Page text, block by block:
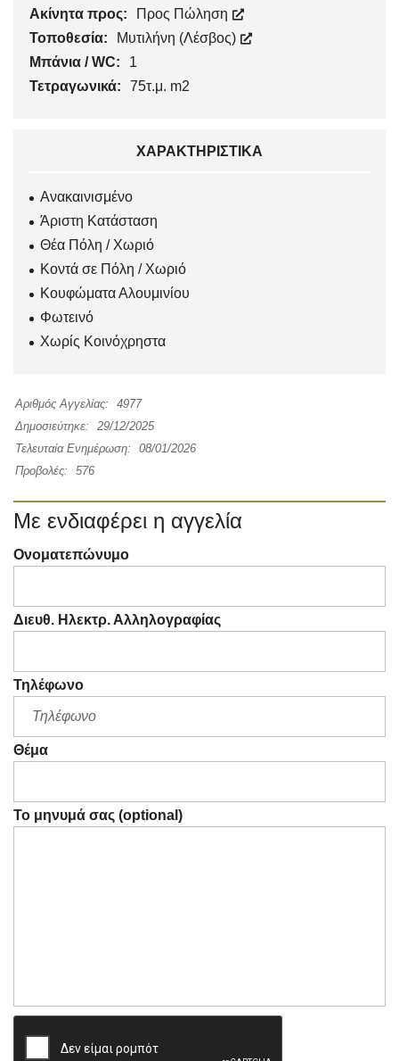
Ακίνητα προς:
Προς Πώληση
Τοποθεσία:
Μυτιλήνη (Λέσβος)
Μπάνια / WC:
1
Τετραγωνικά:
75τ.μ. m2
ΧΑΡΑΚΤΗΡΙΣΤΙΚΆ
Ανακαινισμένο
Άριστη Κατάσταση
Θέα Πόλη / Χωριό
Κοντά σε Πόλη / Χωριό
Κουφώματα Αλουμινίου
Φωτεινό
Χωρίς Κοινόχρηστα
Αριθμός Αγγελίας:
4977
Δημοσιεύτηκε:
29/12/2025
Τελευταία Ενημέρωση:
08/01/2026
Προβολές:
576
Με ενδιαφέρει η αγγελία
Ονοματεπώνυμο
Διευθ. Ηλεκτρ. Αλληλογραφίας
Τηλέφωνο
Θέμα
Το μηνυμά σας (optional)